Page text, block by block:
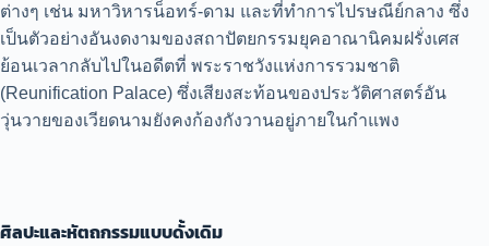
ต่างๆ เช่น มหาวิหารน็อทร์-ดาม และที่ทำการไปรษณีย์กลาง ซึ่ง
เป็นตัวอย่างอันงดงามของสถาปัตยกรรมยุคอาณานิคมฝรั่งเศส
ย้อนเวลากลับไปในอดีตที่ พระราชวังแห่งการรวมชาติ
(Reunification Palace) ซึ่งเสียงสะท้อนของประวัติศาสตร์อัน
วุ่นวายของเวียดนามยังคงก้องกังวานอยู่ภายในกำแพง
ศิลปะและหัตถกรรมแบบดั้งเดิม